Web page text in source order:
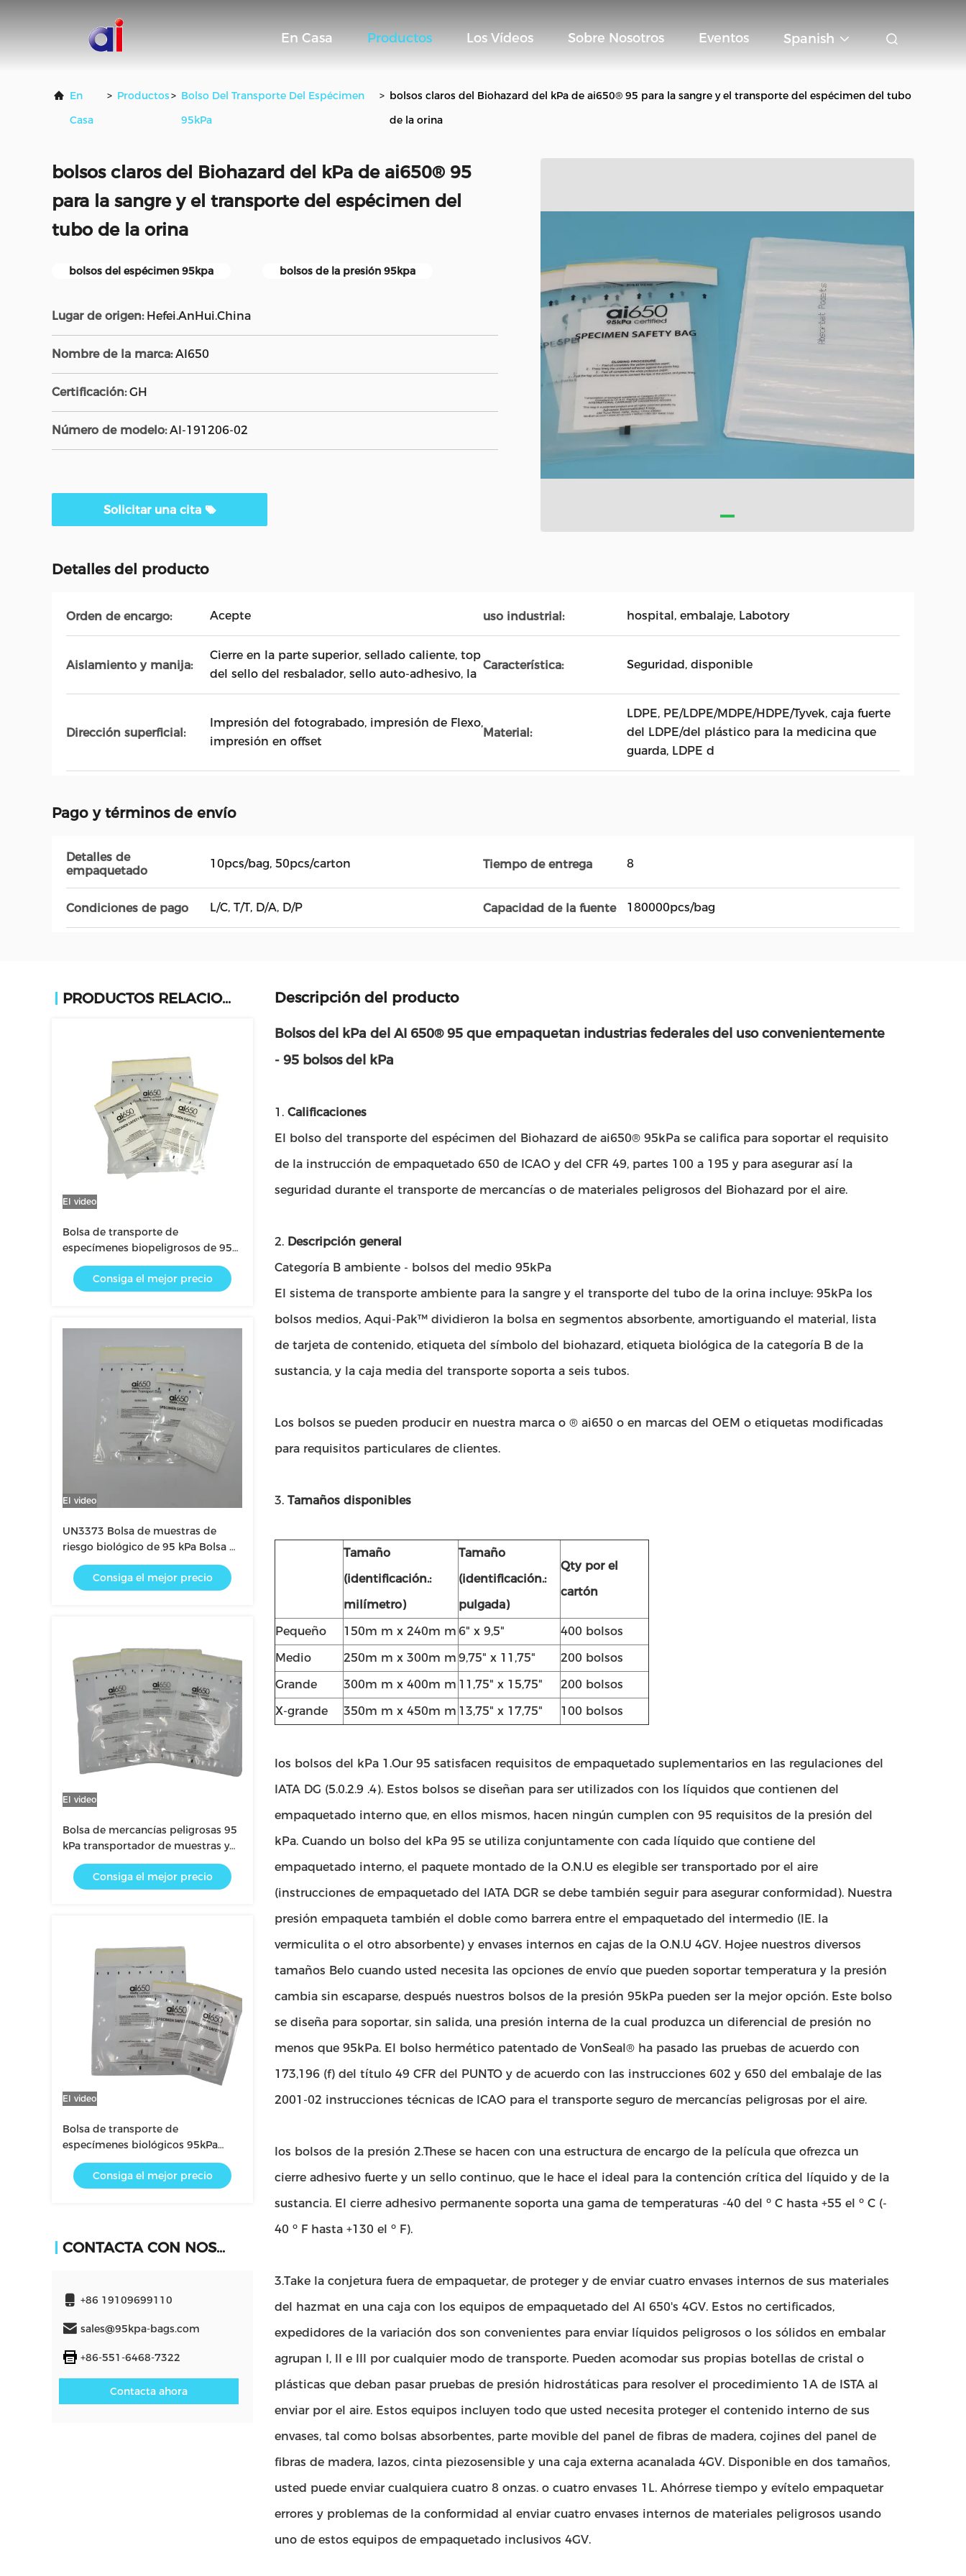
En Casa Productos Los Vídeos Sobre Nosotros Eventos Spanish
En
Casa
> Productos> Bolso Del Transporte Del Espécimen
95kPa
> bolsos claros del Biohazard del kPa de ai650® 95 para la sangre y el transporte del espécimen del tubo
de la orina
bolsos claros del Biohazard del kPa de ai650® 95
para la sangre y el transporte del espécimen del
tubo de la orina
bolsos del espécimen 95kpa bolsos de la presión 95kpa
Lugar de origen: Hefei.AnHui.China
Nombre de la marca: AI650
Certificación: GH
Número de modelo: AI-191206-02
Solicitar una cita
Detalles del producto
Orden de encargo: Acepte uso industrial: hospital, embalaje, Labotory
Aislamiento y manija:
Cierre en la parte superior, sellado caliente, top
del sello del resbalador, sello auto-adhesivo, la
Característica: Seguridad, disponible
Dirección superficial:
Impresión del fotograbado, impresión de Flexo,
impresión en offset
Material:
LDPE, PE/LDPE/MDPE/HDPE/Tyvek, caja fuerte
del LDPE/del plástico para la medicina que
guarda, LDPE d
Pago y términos de envío
Detalles de
empaquetado
10pcs/bag, 50pcs/carton Tiempo de entrega 8
Condiciones de pago L/C, T/T, D/A, D/P Capacidad de la fuente 180000pcs/bag
PRODUCTOS RELACIONADOS
El video
Bolsa de transporte de
especímenes biopeligrosos de 95
kPa, bolsa de transporte médica
para investigación de laboratorio y
uso clínico
Consiga el mejor precio
El video
UN3373 Bolsa de muestras de
riesgo biológico de 95 kPa Bolsa de
transporte para sustancias
infecciosas, mercancías peligrosas
y muestras biológicas
Consiga el mejor precio
El video
Bolsa de mercancías peligrosas 95
kPa transportador de muestras y
bolsa de embalaje de riesgo
biológico para muestras biológicas
UN3373
Consiga el mejor precio
El video
Bolsa de transporte de
especímenes biológicos 95kPa
Bolsa de riesgo biológico para
mercancías peligrosas UN3373 y
manipulación segura de
Consiga el mejor precio
CONTACTA CON NOSOTROS
+86 19109699110
sales@95kpa-bags.com
+86-551-6468-7322
Contacta ahora
Descripción del producto
Bolsos del kPa del AI 650® 95 que empaquetan industrias federales del uso convenientemente
- 95 bolsos del kPa
1. Calificaciones
El bolso del transporte del espécimen del Biohazard de ai650® 95kPa se califica para soportar el requisito
de la instrucción de empaquetado 650 de ICAO y del CFR 49, partes 100 a 195 y para asegurar así la
seguridad durante el transporte de mercancías o de materiales peligrosos del Biohazard por el aire.
2. Descripción general
Categoría B ambiente - bolsos del medio 95kPa
El sistema de transporte ambiente para la sangre y el transporte del tubo de la orina incluye: 95kPa los
bolsos medios, Aqui-Pak™ dividieron la bolsa en segmentos absorbente, amortiguando el material, lista
de tarjeta de contenido, etiqueta del símbolo del biohazard, etiqueta biológica de la categoría B de la
sustancia, y la caja media del transporte soporta a seis tubos.
Los bolsos se pueden producir en nuestra marca o ® ai650 o en marcas del OEM o etiquetas modificadas
para requisitos particulares de clientes.
3. Tamaños disponibles
Tamaño
(identificación.:
milímetro)
Tamaño
(identificación.:
pulgada)
Qty por el
cartón
Pequeño 150m m x 240m m 6" x 9,5"
400 bolsos
Medio
250m m x 300m m 9,75" x 11,75"
200 bolsos
Grande
300m m x 400m m 11,75" x 15,75"
200 bolsos
X-grande
350m m x 450m m 13,75" x 17,75" 100 bolsos
los bolsos del kPa 1.Our 95 satisfacen requisitos de empaquetado suplementarios en las regulaciones del
IATA DG (5.0.2.9 .4). Estos bolsos se diseñan para ser utilizados con los líquidos que contienen del
empaquetado interno que, en ellos mismos, hacen ningún cumplen con 95 requisitos de la presión del
kPa. Cuando un bolso del kPa 95 se utiliza conjuntamente con cada líquido que contiene del
empaquetado interno, el paquete montado de la O.N.U es elegible ser transportado por el aire
(instrucciones de empaquetado del IATA DGR se debe también seguir para asegurar conformidad). Nuestra
presión empaqueta también el doble como barrera entre el empaquetado del intermedio (IE. la
vermiculita o el otro absorbente) y envases internos en cajas de la O.N.U 4GV. Hojee nuestros diversos
tamaños Belo cuando usted necesita las opciones de envío que pueden soportar temperatura y la presión
cambia sin escaparse, después nuestros bolsos de la presión 95kPa pueden ser la mejor opción. Este bolso
se diseña para soportar, sin salida, una presión interna de la cual produzca un diferencial de presión no
menos que 95kPa. El bolso hermético patentado de VonSeal® ha pasado las pruebas de acuerdo con
173,196 (f) del título 49 CFR del PUNTO y de acuerdo con las instrucciones 602 y 650 del embalaje de las
2001-02 instrucciones técnicas de ICAO para el transporte seguro de mercancías peligrosas por el aire.
los bolsos de la presión 2.These se hacen con una estructura de encargo de la película que ofrezca un
cierre adhesivo fuerte y un sello continuo, que le hace el ideal para la contención crítica del líquido y de la
sustancia. El cierre adhesivo permanente soporta una gama de temperaturas -40 del ⁰ C hasta +55 el ⁰ C (-
40 ⁰ F hasta +130 el ⁰ F).
3.Take la conjetura fuera de empaquetar, de proteger y de enviar cuatro envases internos de sus materiales
del hazmat en una caja con los equipos de empaquetado del AI 650's 4GV. Estos no certificados,
expedidores de la variación dos son convenientes para enviar líquidos peligrosos o los sólidos en embalar
agrupan I, II e III por cualquier modo de transporte. Pueden acomodar sus propias botellas de cristal o
plásticas que deban pasar pruebas de presión hidrostáticas para resolver el procedimiento 1A de ISTA al
enviar por el aire. Estos equipos incluyen todo que usted necesita proteger el contenido interno de sus
envases, tal como bolsas absorbentes, parte movible del panel de fibras de madera, cojines del panel de
fibras de madera, lazos, cinta piezosensible y una caja externa acanalada 4GV. Disponible en dos tamaños,
usted puede enviar cualquiera cuatro 8 onzas. o cuatro envases 1L. Ahórrese tiempo y evítelo empaquetar
errores y problemas de la conformidad al enviar cuatro envases internos de materiales peligrosos usando
uno de estos equipos de empaquetado inclusivos 4GV.